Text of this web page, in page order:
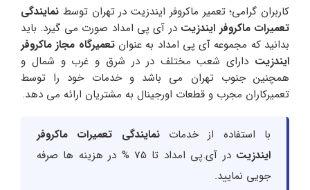
کاربران گرامی؛ تعمیر ماکروفر ایندزیت در تهران توسط نمایندگی
تعمیرات ماکروفر ایندزیت در آی پی امداد صورت می گیرد. باید
بدانید که مجموعه آی پی امداد به عنوان تعمیرگاه مجاز ماکروفر
ایندزیت دارای شعب مختلف در در شرق و غرب و شمال و
همچنین جنوب تهران می باشد و خدمات خود را توسط
تعمیرکاران مجرب و قطعات اورجینال به مشتریان ارائه می دهد.
با استفاده از خدماتنمایندگی تعمیرات ماکروفر
ایندزیت
در آی.پی امداد تا 75 % در هزینه ها صرفه
جویی نمایید.